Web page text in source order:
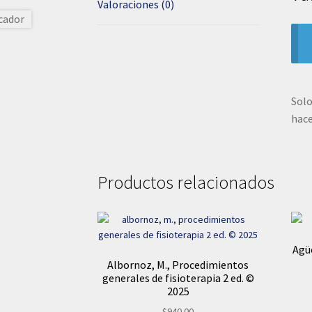
Valoraciones (0)
Productos relacionados
Albornoz, M., Procedimientos
generales de fisioterapia 2 ed. ©
2025